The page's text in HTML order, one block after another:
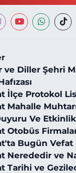
ve Diller Şehri
İlçe Protokol
Mahalle
Ve
Otobüs
Bugün Vefat
Nerededir ve
Tarihi ve